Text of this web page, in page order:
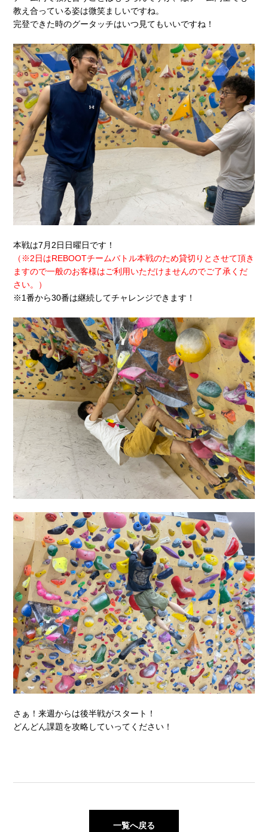
教え合っている姿は微笑ましいですね。
完登できた時のグータッチはいつ見てもいいですね！
本戦は7月2日日曜日です！
（ ※2日はREBOOTチームバトル本戦のため貸切りとさせて頂き
ますので一般のお客様はご利用いただけませんのでご了承くだ
さい。）
※1番から30番は継続してチャレンジできます！
さぁ！来週からは後半戦がスタート！
どんどん課題を攻略していってください！
一覧へ戻る